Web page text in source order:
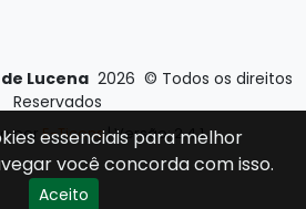
Lucena 2026 © Todos os direitos
Reservados
porE-Ticons| Versão: 2.4.1
essenciais para melhor
você concorda com isso.
Aceito